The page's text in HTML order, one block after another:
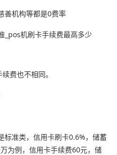
善机构等都是0费率
费也不相同。
标准类，信用卡刷卡0.6%，储蓄
为例，信用卡手续费60元，储